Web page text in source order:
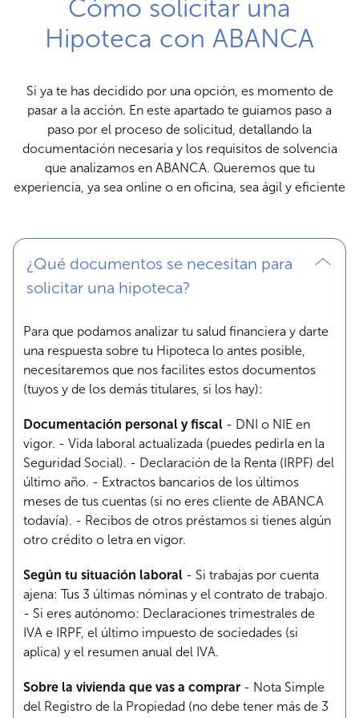
Cómo solicitar una
Hipoteca con ABANCA
Si ya te has decidido por una opción, es momento de
pasar a la acción. En este apartado te guiamos paso a
paso por el proceso de solicitud, detallando la
documentación necesaria y los requisitos de solvencia
que analizamos en ABANCA. Queremos que tu
experiencia, ya sea online o en oficina, sea ágil y eficiente
¿Qué documentos se necesitan para
solicitar una hipoteca?
Para que podamos analizar tu salud financiera y darte
una respuesta sobre tu Hipoteca lo antes posible,
necesitaremos que nos facilites estos documentos
(tuyos y de los demás titulares, si los hay):
Documentación personal y fiscal - DNI o NIE en
vigor. - Vida laboral actualizada (puedes pedirla en la
Seguridad Social). - Declaración de la Renta (IRPF) del
último año. - Extractos bancarios de los últimos
meses de tus cuentas (si no eres cliente de ABANCA
todavía). - Recibos de otros préstamos si tienes algún
otro crédito o letra en vigor.
Según tu situación laboral - Si trabajas por cuenta
ajena: Tus 3 últimas nóminas y el contrato de trabajo.
- Si eres autónomo: Declaraciones trimestrales de
IVA e IRPF, el último impuesto de sociedades (si
aplica) y el resumen anual del IVA.
Sobre la vivienda que vas a comprar - Nota Simple
del Registro de la Propiedad (no debe tener más de 3